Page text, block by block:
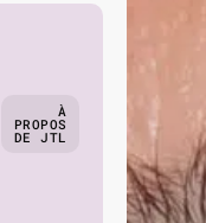
À
PROPOS
DE JTL